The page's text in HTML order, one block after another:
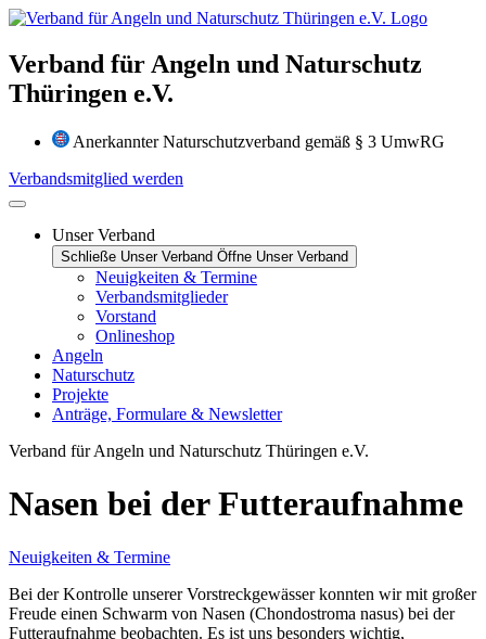
Zum
wechseln
Verband für Angeln und Naturschutz
Thüringen e.V.
Anerkannter Naturschutzverband gemäß § 3 UmwRG
Verbandsmitglied werden
Unser Verband
Schließe Unser Verband Öffne Unser Verband
Neuigkeiten & Termine
Verbandsmitglieder
Vorstand
Onlineshop
Angeln
Naturschutz
Projekte
Anträge, Formulare & Newsletter
Verband für Angeln und Naturschutz Thüringen e.V.
Nasen bei der Futteraufnahme
Neuigkeiten & Termine
Bei der Kontrolle unserer Vorstreckgewässer konnten wir mit großer
Freude einen Schwarm von Nasen (Chondostroma nasus) bei der
Futteraufnahme beobachten. Es ist uns besonders wichtig,